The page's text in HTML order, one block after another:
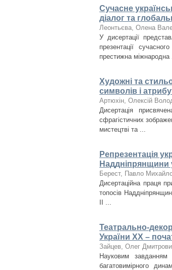
Сучасне
діалог та
Леонтьєва, Олена
У дисертації
презентації
престижна міжнародна
Художні та
символів і
Артюхін, Олексій
Дисертація
сфрагістичних
мистецтві та ...
Репрезентація
Наддніпрянщини
Берест, Павло
Дисертаційна праця
топосів
ІІ ...
Театрально-
України ХХ –
Зайцев, Олег
Науковим завданням
багатовимірного